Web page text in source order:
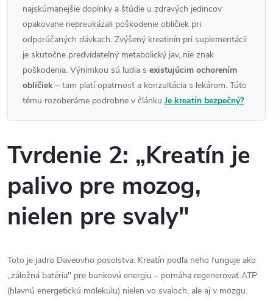
najskúmanejšie doplnky a štúdie u zdravých jedincov
opakovane nepreukázali poškodenie obličiek pri
odporúčaných dávkach. Zvýšený kreatinín pri suplementácii
je skutočne predvídateľný metabolický jav, nie znak
poškodenia. Výnimkou sú ľudia s existujúcim ochorením
obličiek – tam platí opatrnosť a konzultácia s lekárom. Túto
tému rozoberáme podrobne v článku Je kreatín bezpečný?
Tvrdenie 2: „Kreatín je
palivo pre mozog,
nielen pre svaly"
Toto je jadro Daveovho posolstva. Kreatín podľa neho funguje ako
„záložná batéria" pre bunkovú energiu – pomáha regenerovať ATP
(hlavnú energetickú molekulu) nielen vo svaloch, ale aj v mozgu.